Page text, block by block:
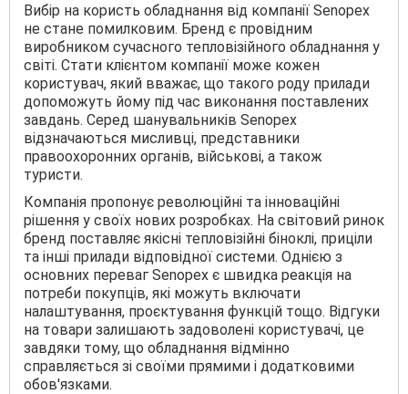
Вибір на користь обладнання від компанії Senopex
не стане помилковим. Бренд є провідним
виробником сучасного тепловізійного обладнання у
світі. Стати клієнтом компанії може кожен
користувач, який вважає, що такого роду прилади
допоможуть йому під час виконання поставлених
завдань. Серед шанувальників Senopex
відзначаються мисливці, представники
правоохоронних органів, військові, а також
туристи.
Компанія пропонує революційні та інноваційні
рішення у своїх нових розробках. На світовий ринок
бренд поставляє якісні тепловізійні біноклі, приціли
та інші прилади відповідної системи. Однією з
основних переваг Senopex є швидка реакція на
потреби покупців, які можуть включати
налаштування, проєктування функцій тощо. Відгуки
на товари залишають задоволені користувачі, це
завдяки тому, що обладнання відмінно
справляється зі своїми прямими і додатковими
обов'язками.